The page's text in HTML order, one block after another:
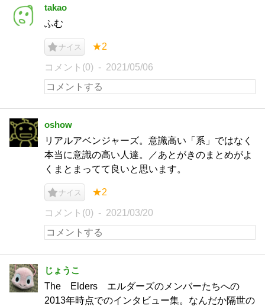
takao
ふむ
ナイス ★2
コメント(0) 2021/05/06
oshow
リアルアベンジャーズ。意識高い「系」ではなく
本当に意識の高い人達。／あとがきのまとめがよ
くまとまってて良いと思います。
ナイス ★2
コメント(0) 2021/03/20
じょうこ
The Elders エルダーズのメンバーたちへの
2013年時点でのインタビュー集。なんだか隔世の